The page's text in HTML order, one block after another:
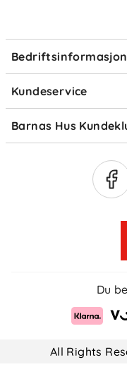
Bedriftsinformasjon
Størrelsesguider
Kundeservice
Ofte stilte spørsmål
Om Klarna
Barnas Hus
Medlemsvilkår
Du
All Rights